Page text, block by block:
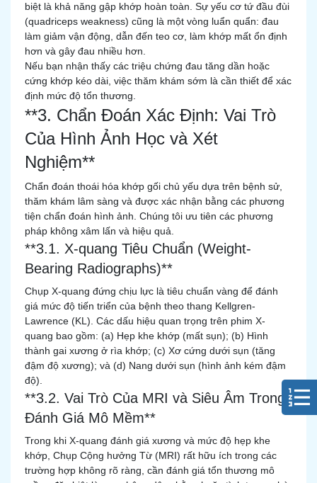
biệt là khả năng gập khớp hoàn toàn. Sự yếu cơ tứ đầu đùi
(quadriceps weakness) cũng là một vòng luẩn quẩn: đau
làm giảm vận động, dẫn đến teo cơ, làm khớp mất ổn định
hơn và gây đau nhiều hơn.
Nếu bạn nhận thấy các triệu chứng đau tăng dần hoặc
cứng khớp kéo dài, việc thăm khám sớm là cần thiết để xác
định mức độ tổn thương.
**3. Chẩn Đoán Xác Định: Vai Trò
Của Hình Ảnh Học và Xét
Nghiệm**
Chẩn đoán thoái hóa khớp gối chủ yếu dựa trên bệnh sử,
thăm khám lâm sàng và được xác nhận bằng các phương
tiện chẩn đoán hình ảnh. Chúng tôi ưu tiên các phương
pháp không xâm lấn và hiệu quả.
**3.1. X-quang Tiêu Chuẩn (Weight-
Bearing Radiographs)**
Chụp X-quang đứng chịu lực là tiêu chuẩn vàng để đánh
giá mức độ tiến triển của bệnh theo thang Kellgren-
Lawrence (KL). Các dấu hiệu quan trọng trên phim X-
quang bao gồm: (a) Hẹp khe khớp (mất sụn); (b) Hình
thành gai xương ở rìa khớp; (c) Xơ cứng dưới sụn (tăng
đậm độ xương); và (d) Nang dưới sụn (hình ảnh kém đậm
độ).
**3.2. Vai Trò Của MRI và Siêu Âm Trong
Đánh Giá Mô Mềm**
Trong khi X-quang đánh giá xương và mức độ hẹp khe
khớp, Chụp Cộng hưởng Từ (MRI) rất hữu ích trong các
trường hợp không rõ ràng, cần đánh giá tổn thương mô